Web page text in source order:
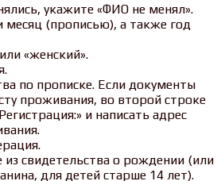
укажите «ФИО не менял».
месяц (прописью), а также год
«женский».
по прописке. Если документы
проживания, во второй строке
и написать адрес
свидетельства о рождении (или
для детей старше 14 лет).